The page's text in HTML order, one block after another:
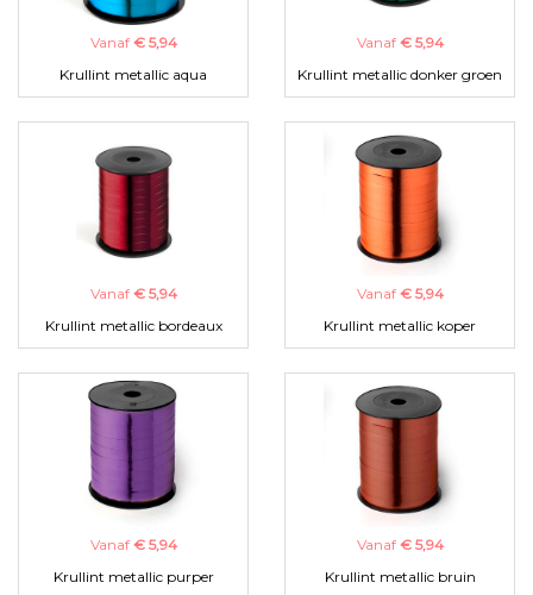
Vanaf € 5,94
Krullint metallic aqua
Vanaf € 5,94
Krullint metallic donker groen
Vanaf € 5,94
Krullint metallic bordeaux
Vanaf € 5,94
Krullint metallic koper
Vanaf € 5,94
Krullint metallic purper
Vanaf € 5,94
Krullint metallic bruin